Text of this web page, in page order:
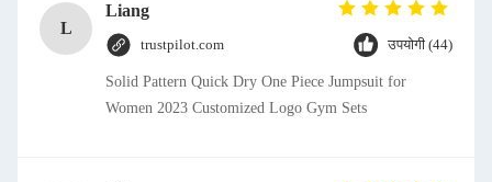
L
Liang
trustpilot.com उपयोगी (44)
Solid Pattern Quick Dry One Piece Jumpsuit for
Women 2023 Customized Logo Gym Sets